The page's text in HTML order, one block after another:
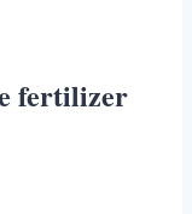
fertilizer